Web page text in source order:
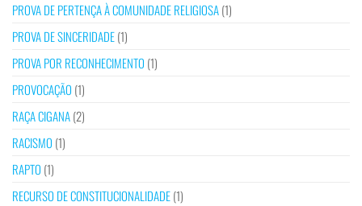
PROVA DE PERTENÇA À COMUNIDADE RELIGIOSA(1)
PROVA DE SINCERIDADE(1)
PROVA POR RECONHECIMENTO (1)
PROVOCAÇÃO (1)
RAÇA CIGANA(2)
RACISMO (1)
RAPTO (1)
RECURSO DE CONSTITUCIONALIDADE(1)